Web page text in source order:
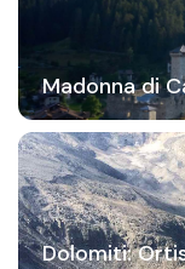
Madonna di
Dolomiti: